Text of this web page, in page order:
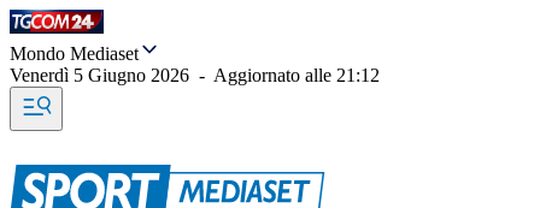
Mondo Mediaset
Venerdì 5 Giugno 2026 - Aggiornato alle 21:12